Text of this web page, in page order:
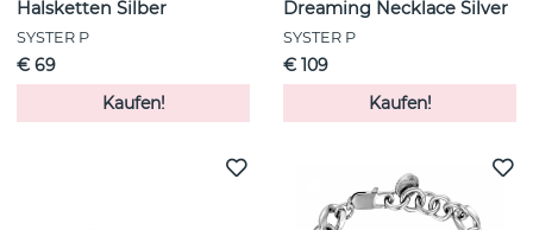
Halsketten Silber
SYSTER P
€ 69
Kaufen!
Dreaming Necklace Silver
SYSTER P
€ 109
Kaufen!